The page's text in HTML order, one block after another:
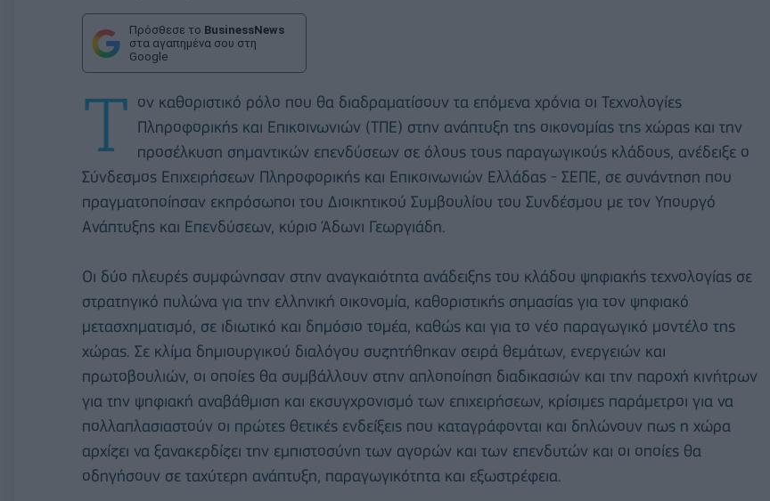
Πρόσθεσε το BusinessNews
στα αγαπημένα σου στη
Google
Τ ον καθοριστικό ρόλο που θα διαδραματίσουν τα επόμενα χρόνια οι Τεχνολογίες
Πληροφορικής και Επικοινωνιών (ΤΠΕ) στην ανάπτυξη της οικονομίας της χώρας και την
προσέλκυση σημαντικών επενδύσεων σε όλους τους παραγωγικούς κλάδους, ανέδειξε ο
Σύνδεσμος Επιχειρήσεων Πληροφορικής και Επικοινωνιών Ελλάδας - ΣΕΠΕ, σε συνάντηση που
πραγματοποίησαν εκπρόσωποι του Διοικητικού Συμβουλίου του Συνδέσμου με τον Υπουργό
Ανάπτυξης και Επενδύσεων, κύριο Άδωνι Γεωργιάδη.
Οι δύο πλευρές συμφώνησαν στην αναγκαιότητα ανάδειξης του κλάδου ψηφιακής τεχνολογίας σε
στρατηγικό πυλώνα για την ελληνική οικονομία, καθοριστικής σημασίας για τον ψηφιακό
μετασχηματισμό, σε ιδιωτικό και δημόσιο τομέα, καθώς και για το νέο παραγωγικό μοντέλο της
χώρας. Σε κλίμα δημιουργικού διαλόγου συζητήθηκαν σειρά θεμάτων, ενεργειών και
πρωτοβουλιών, οι οποίες θα συμβάλλουν στην απλοποίηση διαδικασιών και την παροχή κινήτρων
για την ψηφιακή αναβάθμιση και εκσυγχρονισμό των επιχειρήσεων, κρίσιμες παράμετροι για να
πολλαπλασιαστούν οι πρώτες θετικές ενδείξεις που καταγράφονται και δηλώνουν πως η χώρα
αρχίζει να ξανακερδίζει την εμπιστοσύνη των αγορών και των επενδυτών και οι οποίες θα
οδηγήσουν σε ταχύτερη ανάπτυξη, παραγωγικότητα και εξωστρέφεια.